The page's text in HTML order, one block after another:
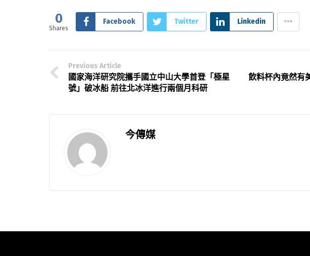
0
Shares
Facebook Twitter Linkedin
Previous Article
國家海洋研究院攜手國立中山大學首登「極星
號」破冰船 前往北冰洋進行兩個月科研
飲料杯內竟然有
今傳媒